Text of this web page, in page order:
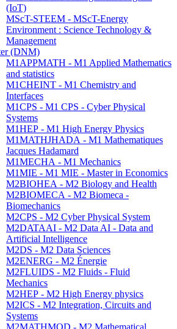
(IoT)
MScT-STEEM - MScT-Energy
Environment : Science Technology &
Management
(DNM)
M1APPMATH - M1 Applied Mathematics
and statistics
M1CHEINT - M1 Chemistry and
Interfaces
M1CPS - M1 CPS - Cyber Physical
Systems
M1HEP - M1 High Energy Physics
M1MATHJHADA - M1 Mathematiques
Jacques Hadamard
M1MECHA - M1 Mechanics
M1MIE - M1 MIE - Master in Economics
M2BIOHEA - M2 Biology and Health
M2BIOMECA - M2 Biomeca -
Biomechanics
M2CPS - M2 Cyber Physical System
M2DATAAI - M2 Data AI - Data and
Artificial Intelligence
M2DS - M2 Data Sciences
M2ENERG - M2 Énergie
M2FLUIDS - M2 Fluids - Fluid
Mechanics
M2HEP - M2 High Energy physics
M2ICS - M2 Integration, Circuits and
Systems
M2MATHMOD - M2 Mathematical